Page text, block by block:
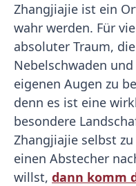
Zhangjiajie ist ein
wahr werden. Für
absoluter Traum,
Nebelschwaden
eigenen Augen zu
denn es ist eine
besondere
Zhangjiajie selbst
einen Abstecher
willst, dann komm